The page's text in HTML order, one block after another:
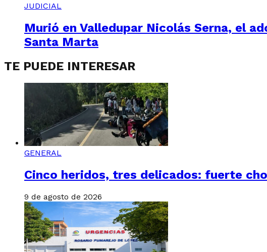
JUDICIAL
Murió en Valledupar Nicolás Serna, el
Santa Marta
TE PUEDE INTERESAR
GENERAL
Cinco heridos, tres delicados: fuerte
9 de agosto de 2026